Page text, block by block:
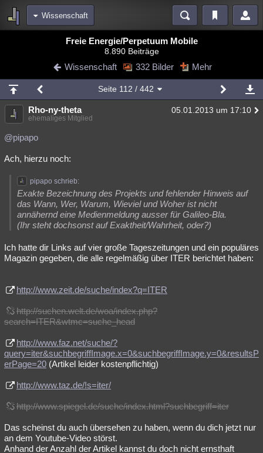
Wissenschaft
Blogs Videos
Chat Wiki Neuigkeiten
meine Rubriken
Menschen Wissenschaft Mystery Kriminalfälle
Spiritualität
Natur Umfragen
weitere Rubriken
Philosophie Träume Orte Esoterik Literatur
Astronomie Helpdesk Gruppen Gaming Filme
Übersichten
Freie Energie/Perpetuum Mobile
8.890 Beiträge
Wissenschaft 332 Bilder Mehr
Seite 112 / 442
Rho-ny-theta 05.01.2013 um 17:10
ehemaliges Mitglied
@pipapo
Ach, hierzu noch:
pipapo schrieb:
Exakte Bezeichnung des Projekts und fehlender Hinweis auf
das Wann, Wer, Warum, Wieviel und Woher ist nicht
annähernd eine Medienmeldung ausser für Galileo-Bla.
(Ihr steht dochsonst auf Exaktheit/Wahrheit, oder?)
Ich hatte dir Links auf vier große Tageszeitungen und ein populäres
Magazin gegeben, die alle regelmäßig über ITER berichtet haben:
http://www.zeit.de/suche/index?q=ITER
http://suchen.welt.de/woa/index.php?
search=ITER&wtmc=suche_head
http://www.faz.net/suche/?
query=iter&suchbegriffImage.x=0&suchbegriffImage.y=0&resultsP
erPage=20 (Artikel leider kostenpflichtig)
http://www.taz.de/!s=iter/
http://www.spiegel.de/suche/index.html?suchbegriff=iter
Das scheinst du auch übersehen zu haben, wenn du dich jetzt nur
an dem Youtube-Video störst.
Anhand der Anzahl der Artikel kannst du doch nicht ernsthaft